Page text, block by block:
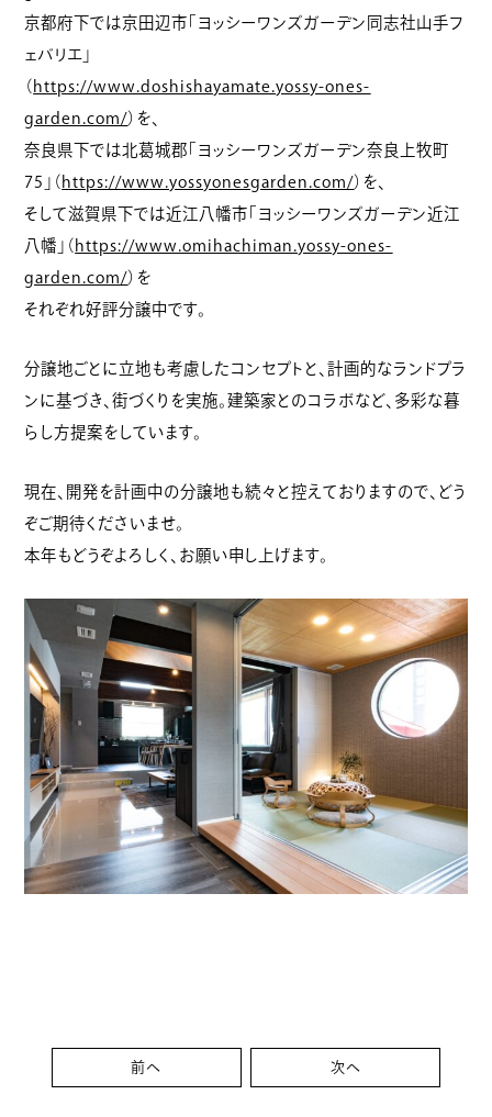
京都府下では京田辺市「ヨッシーワンズガーデン同志社山手フ
ェバリエ」
（ https://www.doshishayamate.yossy-ones-
garden.com/）を、
奈良県下では北葛城郡「ヨッシーワンズガーデン奈良上牧町
75」（ https://www.yossyonesgarden.com/）を、
そして滋賀県下では近江八幡市「ヨッシーワンズガーデン近江
八幡」（ https://www.omihachiman.yossy-ones-
garden.com/）を
それぞれ好評分譲中です。
分譲地ごとに立地も考慮したコンセプトと、計画的なランドプラ
ンに基づき、街づくりを実施。建築家とのコラボなど、多彩な暮
らし方提案をしています。
現在、開発を計画中の分譲地も続々と控えておりますので、どう
ぞご期待くださいませ。
本年もどうぞよろしく、お願い申し上げます。
前へ 次へ